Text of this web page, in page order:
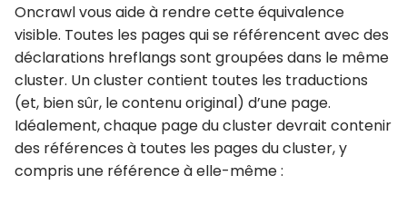
Oncrawl vous aide à rendre cette équivalence
visible. Toutes les pages qui se référencent avec des
déclarations hreflangs sont groupées dans le même
cluster. Un cluster contient toutes les traductions
(et, bien sûr, le contenu original) d’une page.
Idéalement, chaque page du cluster devrait contenir
des références à toutes les pages du cluster, y
compris une référence à elle-même :